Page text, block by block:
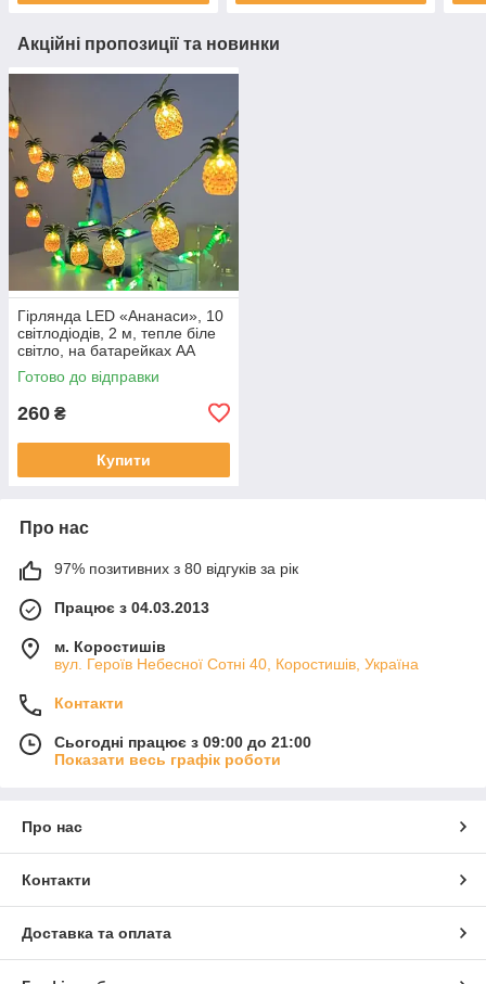
Акційні пропозиції та новинки
Гірлянда LED «Ананаси», 10
світлодіодів, 2 м, тепле біле
світло, на батарейках AA
Готово до відправки
260 ₴
Купити
Про нас
97% позитивних з 80 відгуків за рік
Працює з 04.03.2013
м. Коростишів
вул. Героїв Небесної Сотні 40, Коростишів, Україна
Контакти
Сьогодні працює з 09:00 до 21:00
Показати весь графік роботи
Про нас
Контакти
Доставка та оплата